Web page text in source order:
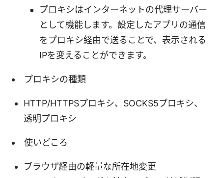
プロキシはインターネットの代理サーバー
として機能します。設定したアプリの通信
をプロキシ経由で送ることで、表示される
IPを変えることができます。
プロキシの種類
HTTP/HTTPSプロキシ、SOCKS5プロキシ、
透明プロキシ
使いどころ
ブラウザ経由の軽量な所在地変更